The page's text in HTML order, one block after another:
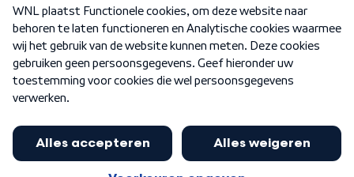
Nieuwsbrief
Word Lid